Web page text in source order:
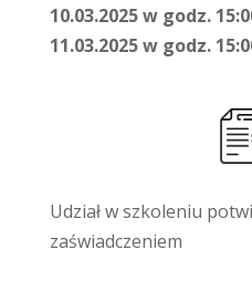
10.03.2025 w godz.
11.03.2025 w godz.
Udział w szkoleniu
zaświadczeniem